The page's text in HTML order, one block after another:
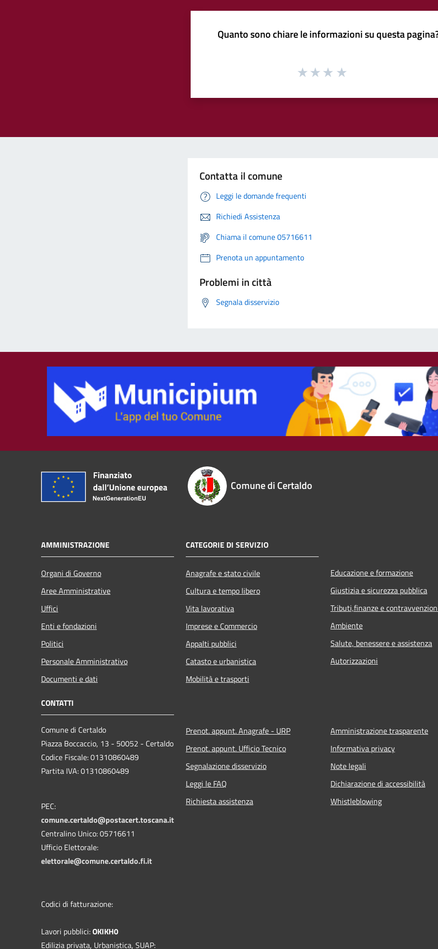
Quanto sono chiare le informazioni su questa
Contatta il comune
Leggi le domande frequenti
Richiedi Assistenza
Chiama il comune 05716611
Prenota un appuntamento
Problemi in città
Segnala disservizio
Comune di Certaldo
AMMINISTRAZIONE
Organi di Governo
Aree Amministrative
Uffici
Enti e fondazioni
Politici
Personale Amministrativo
Documenti e dati
CATEGORIE DI SERVIZIO
Anagrafe e stato civile
Cultura e tempo libero
Vita lavorativa
Imprese e Commercio
Appalti pubblici
Catasto e urbanistica
Mobilità e trasporti
Educazione e formazione
Giustizia e sicurezza pubblica
Tributi,finanze e
Ambiente
Salute, benessere e assistenza
Autorizzazioni
CONTATTI
Comune di Certaldo
Piazza Boccaccio, 13 - 50052 - Certaldo
Codice Fiscale: 01310860489
Partita IVA: 01310860489
PEC:
comune.certaldo@postacert.toscana.it
Centralino Unico: 05716611
Ufficio Elettorale:
elettorale@comune.certaldo.fi.it
Codici di fatturazione:
Lavori pubblici:OKIKH0
Edilizia privata, Urbanistica, SUAP:
Prenot. appunt. Anagrafe - URP
Prenot. appunt. Ufficio Tecnico
Segnalazione disservizio
Leggi le FAQ
Richiesta assistenza
Amministrazione trasparente
Informativa privacy
Note legali
Dichiarazione di accessibilità
Whistleblowing